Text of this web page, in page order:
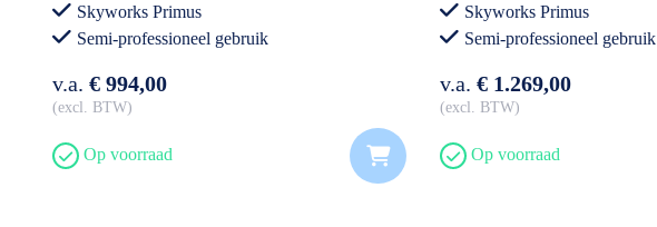
Skyworks Primus
Semi-professioneel gebruik
v.a. € 994,00
excl. BTW
Op voorraad
Skyworks Primus
Semi-professioneel gebruik
v.a. € 1.269,00
excl. BTW
Op voorraad